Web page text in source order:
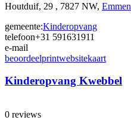
Houtduif, 29 , 7827 NW, Emmen
gemeente:Kinderopvang
telefoon+31 591631911
e-mail
beoordeelprintwebsitekaart
Kinderopvang Kwebbel
0 reviews